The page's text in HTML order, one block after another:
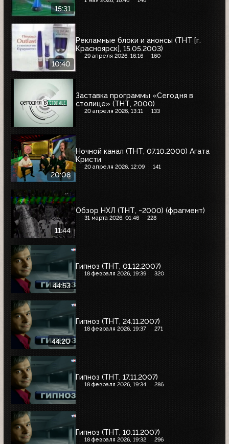
15:31
10:40
Рекламные блоки и анонсы (ТНТ [г.
Красноярск], 15.05.2003)
29 апреля 2026, 16:16 160
Заставка программы «Сегодня в
столице» (ТНТ, 2000)
20 апреля 2026, 13:11 133
20:08
Ночной канал (ТНТ, 07.10.2000) Агата
Кристи
20 апреля 2026, 12:09 141
11:44
Обзор НХЛ (ТНТ, ~2000) (фрагмент)
31 марта 2026, 01:46 228
44:53
Гипноз (ТНТ, 01.12.2007)
18 февраля 2026, 19:39 320
44:20
Гипноз (ТНТ, 24.11.2007)
18 февраля 2026, 19:37 271
Гипноз (ТНТ, 17.11.2007)
18 февраля 2026, 19:34 286
Гипноз (ТНТ, 10.11.2007)
18 февраля 2026, 19:32 296